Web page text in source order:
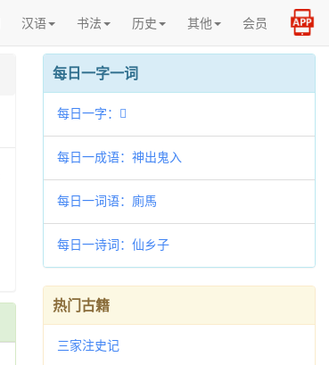
汉语 书法 历史 其他 会员
每日一字一词
每日一字：𢏓
每日一成语：神出鬼入
每日一词语：廁馬
每日一诗词：仙乡子
热门古籍
三家注史记